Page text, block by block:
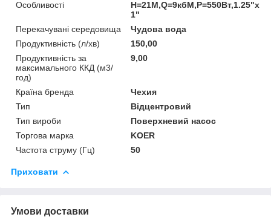
Особливості
Н=21М,Q=9кбМ,P=550Вт,1.25"x
1"
Перекачувані середовища
Чудова вода
Продуктивність (л/хв)
150,00
Продуктивність за
максимального ККД (м3/
год)
9,00
Країна бренда
Чехия
Тип
Відцентровий
Тип вироби
Поверхневий насос
Торгова марка
KOER
Частота струму (Гц)
50
Приховати
Умови доставки